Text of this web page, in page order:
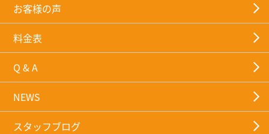
お客様の声
料金表
Q & A
NEWS
スタッフブログ